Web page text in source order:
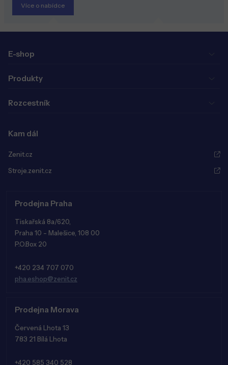
Více o nabídce
E-shop
Produkty
Rozcestník
Kam dál
Zenit.cz
Stroje.zenit.cz
Prodejna Praha
Tiskařská 8a/620,
Praha 10 - Malešice, 108 00
P.O.Box 20
+420 234 707 070
pha.eshop@zenit.cz
Prodejna Morava
Červená Lhota 13
783 21 Bílá Lhota
+420 585 340 528